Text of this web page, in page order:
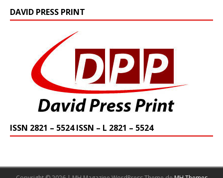
DAVID PRESS PRINT
ISSN 2821 – 5524 ISSN – L 2821 – 5524